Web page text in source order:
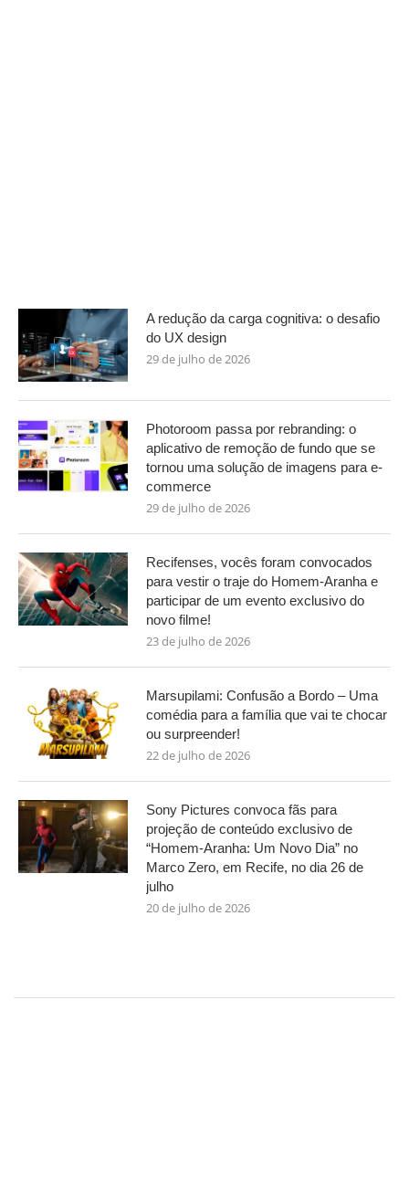
A redução da carga cognitiva: o desafio
do UX design
29 de julho de 2026
Photoroom passa por rebranding: o
aplicativo de remoção de fundo que se
tornou uma solução de imagens para e-
commerce
29 de julho de 2026
Recifenses, vocês foram convocados
para vestir o traje do Homem-Aranha e
participar de um evento exclusivo do
novo filme!
23 de julho de 2026
Marsupilami: Confusão a Bordo – Uma
comédia para a família que vai te chocar
ou surpreender!
22 de julho de 2026
Sony Pictures convoca fãs para
projeção de conteúdo exclusivo de
“Homem-Aranha: Um Novo Dia” no
Marco Zero, em Recife, no dia 26 de
julho
20 de julho de 2026